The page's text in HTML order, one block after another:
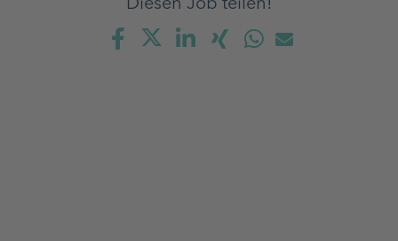
Diesen Job teilen!